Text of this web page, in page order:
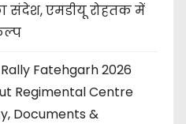
संदेश, एमडीयू रोहतक में
Fatehgarh 2026
Regimental Centre
Documents &